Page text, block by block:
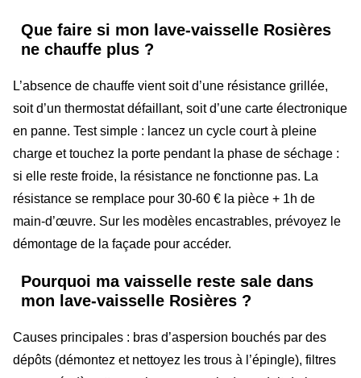
Que faire si mon lave-vaisselle Rosières
ne chauffe plus ?
L’absence de chauffe vient soit d’une résistance grillée,
soit d’un thermostat défaillant, soit d’une carte électronique
en panne. Test simple : lancez un cycle court à pleine
charge et touchez la porte pendant la phase de séchage :
si elle reste froide, la résistance ne fonctionne pas. La
résistance se remplace pour 30-60 € la pièce + 1h de
main-d’œuvre. Sur les modèles encastrables, prévoyez le
démontage de la façade pour accéder.
Pourquoi ma vaisselle reste sale dans
mon lave-vaisselle Rosières ?
Causes principales : bras d’aspersion bouchés par des
dépôts (démontez et nettoyez les trous à l’épingle), filtres